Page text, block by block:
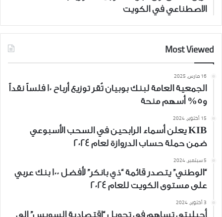
الاصطناعي في الكويت
Most Viewed
16 مارس، 2025
الجمعية العامة لبنك بوبيان تُقر توزيع أرباح 10 فلساً نقداً
و5% أسهم منحة
15 أكتوبر، 2024
KIB يعلن أسماء الرابحين في السحب الأسبوعي
ضمن حملة حساب الدروازة لعام 2024
5 سبتمبر، 2024
“الوطني” يتصدر قائمة “ذي بانكر” لأفضل 100 بنك عربي
على مستوى الكويت للعام 2024
3 أكتوبر، 2024
أجيليتي تساهم في تحويل “اقتصادية السويس” إلى